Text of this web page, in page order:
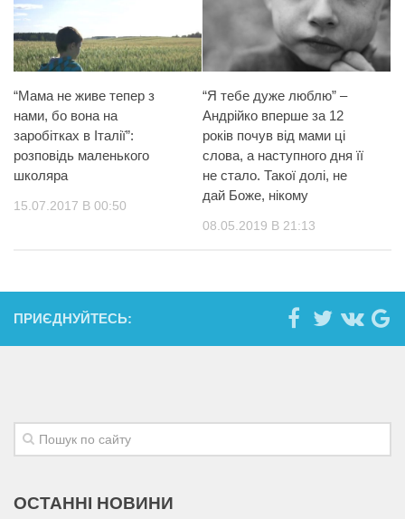
“Мама не живе тепер з
нами, бо вона на
заробітках в Італії”:
розповідь маленького
школяра
15.07.2017 В 00:50
“Я тебе дуже люблю” –
Андрійко вперше за 12
років почув від мами ці
слова, а наступного дня її
не стало. Такої долі, не
дай Боже, нікому
08.05.2019 В 21:13
ПРИЄДНУЙТЕСЬ:
ОСТАННІ НОВИНИ